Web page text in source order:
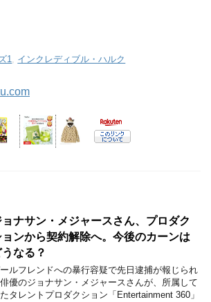
1 インクレディブル・ハルク
ョナサン・メジャースさん、プロダク
ョンから契約解除へ。今後のカーンは
うなる？
ルフレンドへの暴行容疑で先日逮捕が報じられ
優のジョナサン・メジャースさんが、所属して
タレントプロダクション「Entertainment 360」